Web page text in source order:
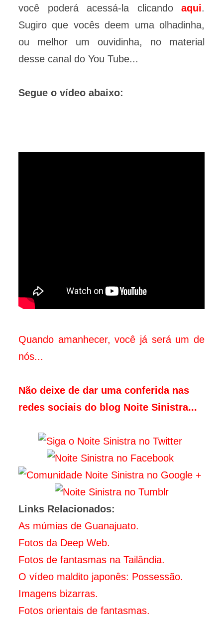
você poderá acessá-la clicando aqui.
Sugiro que vocês deem uma olhadinha,
ou melhor um ouvidinha, no material
desse canal do You Tube...
Segue o vídeo abaixo:
Quando amanhecer, você já será um de
nós...
Não deixe de dar uma conferida nas
redes sociais do blog Noite Sinistra...
Links Relacionados:
As múmias de Guanajuato.
Fotos da Deep Web.
Fotos de fantasmas na Tailândia.
O vídeo maldito japonês: Possessão.
Imagens bizarras.
Fotos orientais de fantasmas.